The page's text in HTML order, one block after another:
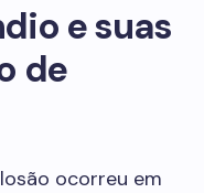
e suas
de
ocorreu em